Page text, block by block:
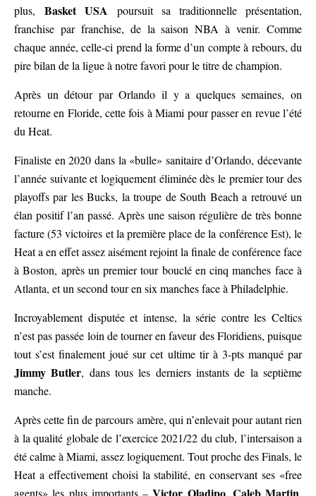
plus, Basket USA poursuit sa traditionnelle présentation,
franchise par franchise, de la saison NBA à venir. Comme
chaque année, celle-ci prend la forme d’un compte à rebours, du
pire bilan de la ligue à notre favori pour le titre de champion.
Après un détour par Orlando il y a quelques semaines, on
retourne en Floride, cette fois à Miami pour passer en revue l’été
du Heat.
Finaliste en 2020 dans la «bulle» sanitaire d’Orlando, décevante
l’année suivante et logiquement éliminée dès le premier tour des
playoffs par les Bucks, la troupe de South Beach a retrouvé un
élan positif l’an passé. Après une saison régulière de très bonne
facture (53 victoires et la première place de la conférence Est), le
Heat a en effet assez aisément rejoint la finale de conférence face
à Boston, après un premier tour bouclé en cinq manches face à
Atlanta, et un second tour en six manches face à Philadelphie.
Incroyablement disputée et intense, la série contre les Celtics
n’est pas passée loin de tourner en faveur des Floridiens, puisque
tout s’est finalement joué sur cet ultime tir à 3-pts manqué par
Jimmy Butler, dans tous les derniers instants de la septième
manche.
Après cette fin de parcours amère, qui n’enlevait pour autant rien
à la qualité globale de l’exercice 2021/22 du club, l’intersaison a
été calme à Miami, assez logiquement. Tout proche des Finals, le
Heat a effectivement choisi la stabilité, en conservant ses «free
agents» les plus importants –
, ,